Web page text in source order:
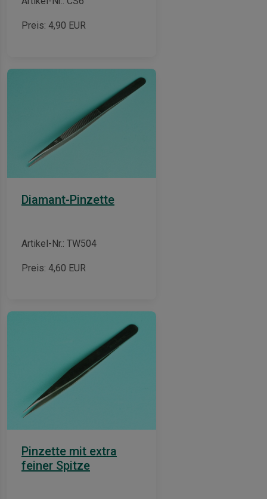
Preis: 4,90 EUR
Diamant-Pinzette
Artikel-Nr.: TW504
Preis: 4,60 EUR
Pinzette mit extra
feiner Spitze